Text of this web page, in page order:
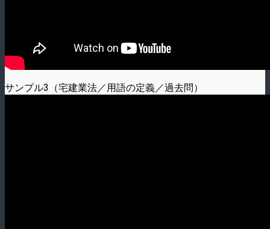
サンプル3（宅建業法／用語の定義／過去問）